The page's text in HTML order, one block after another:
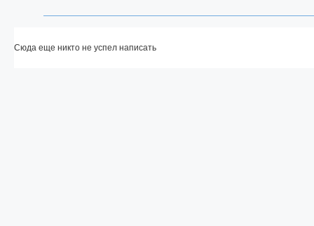
Сюда еще никто не успел написать